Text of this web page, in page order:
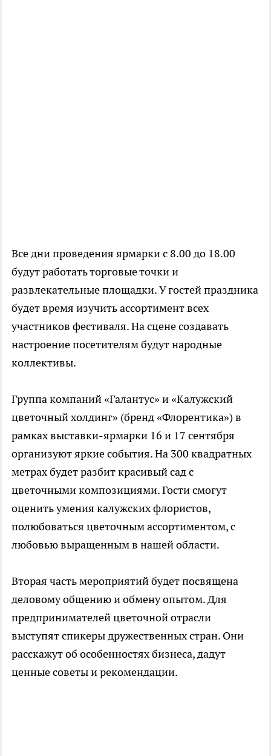
Все дни проведения ярмарки с 8.00 до 18.00
будут работать торговые точки и
развлекательные площадки. У гостей праздника
будет время изучить ассортимент всех
участников фестиваля. На сцене создавать
настроение посетителям будут народные
коллективы.
Группа компаний «Галантус» и «Калужский
цветочный холдинг» (бренд «Флорентика») в
рамках выставки-ярмарки 16 и 17 сентября
организуют яркие события. На 300 квадратных
метрах будет разбит красивый сад с
цветочными композициями. Гости смогут
оценить умения калужских флористов,
полюбоваться цветочным ассортиментом, с
любовью выращенным в нашей области.
Вторая часть мероприятий будет посвящена
деловому общению и обмену опытом. Для
предпринимателей цветочной отрасли
выступят спикеры дружественных стран. Они
расскажут об особенностях бизнеса, дадут
ценные советы и рекомендации.